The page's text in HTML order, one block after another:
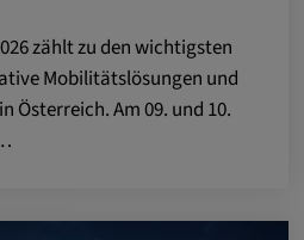
zählt zu den wichtigsten
Mobilitätslösungen und
Österreich. Am 09. und 10.
Cookie-Einstellungen